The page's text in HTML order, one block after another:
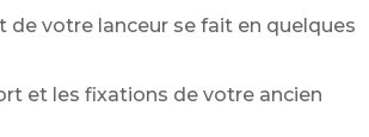
de votre lanceur se fait en quelques
et les fixations de votre ancien